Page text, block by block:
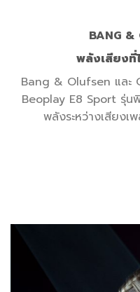
BANG &
พลังเสียงที่
Bang & Olufsen และ
Beoplay E8 Sport รุ่น
พลังระหว่างเสียงเ